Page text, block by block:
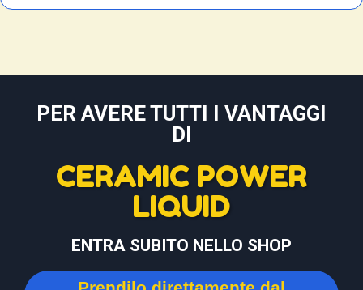
PER AVERE TUTTI I VANTAGGI
DI
CERAMIC POWER
LIQUID
ENTRA SUBITO NELLO SHOP